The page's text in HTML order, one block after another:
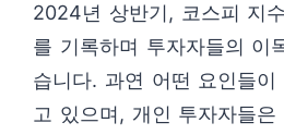
2024년 상반기, 코스피 지
를 기록하며 투자자들의 이
습니다. 과연 어떤 요인들
고 있으며, 개인 투자자들